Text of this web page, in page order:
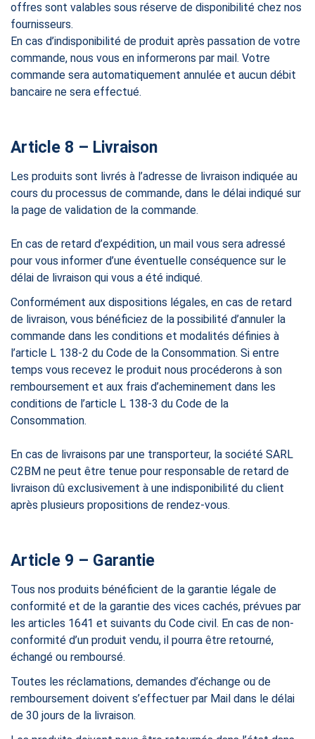
offres sont valables sous réserve de disponibilité chez nos
fournisseurs.
En cas d’indisponibilité de produit après passation de votre
commande, nous vous en informerons par mail. Votre
commande sera automatiquement annulée et aucun débit
bancaire ne sera effectué.
Article 8 – Livraison
Les produits sont livrés à l’adresse de livraison indiquée au
cours du processus de commande, dans le délai indiqué sur
la page de validation de la commande.
En cas de retard d’expédition, un mail vous sera adressé
pour vous informer d’une éventuelle conséquence sur le
délai de livraison qui vous a été indiqué.
Conformément aux dispositions légales, en cas de retard
de livraison, vous bénéficiez de la possibilité d’annuler la
commande dans les conditions et modalités définies à
l’article L 138-2 du Code de la Consommation. Si entre
temps vous recevez le produit nous procéderons à son
remboursement et aux frais d’acheminement dans les
conditions de l’article L 138-3 du Code de la
Consommation.
En cas de livraisons par une transporteur, la société SARL
C2BM ne peut être tenue pour responsable de retard de
livraison dû exclusivement à une indisponibilité du client
après plusieurs propositions de rendez-vous.
Article 9 – Garantie
Tous nos produits bénéficient de la garantie légale de
conformité et de la garantie des vices cachés, prévues par
les articles 1641 et suivants du Code civil. En cas de non-
conformité d’un produit vendu, il pourra être retourné,
échangé ou remboursé.
Toutes les réclamations, demandes d’échange ou de
remboursement doivent s’effectuer par Mail dans le délai
de 30 jours de la livraison.